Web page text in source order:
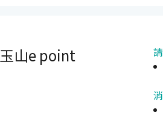
玉山e point